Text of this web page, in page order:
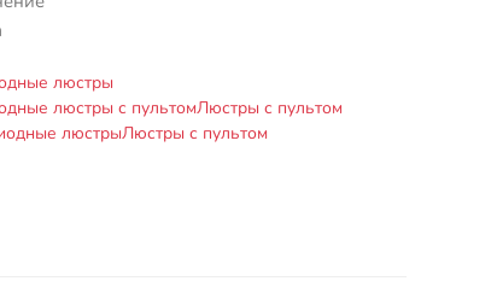
люстры
люстры с пультомЛюстры с пультом
люстрыЛюстры с пультом